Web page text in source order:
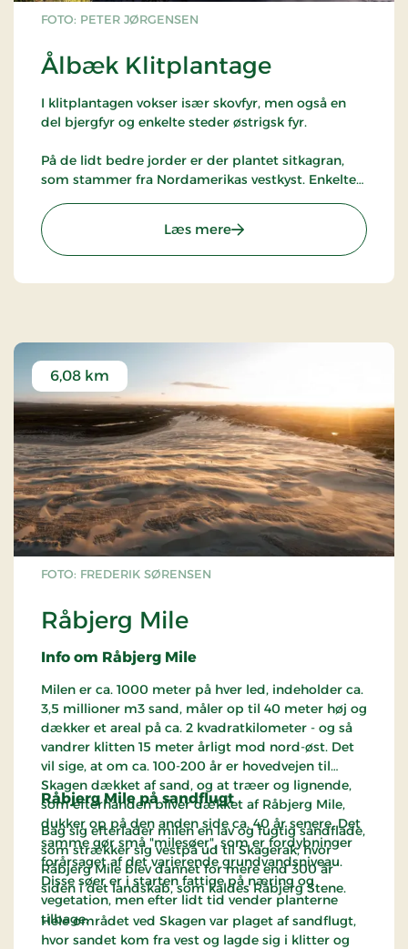
FOTO: PETER JØRGENSEN
Ålbæk Klitplantage
I klitplantagen vokser især skovfyr, men også en
del bjergfyr og enkelte steder østrigsk fyr.
På de lidt bedre jorder er der plantet sitkagran,
som stammer fra Nordamerikas vestkyst. Enkelte
del lys slippe ned på skovbunden, som mange
steder er dækket af græs og mos. Især om
efteråret vokser mange svampe i den grønne
I skoven findes områder med
landskab, som er helt specielt for landsdelen. I
plantagen er der et rigt fugleliv. En særlig
oplevelse er det, at høre natravnen en stille
sommeraften.
Vandreture i Ålbæk Klitplantage
Læs mere: Ålbæk Klitplantage
FOTO: FREDERIK SØRENSEN
Råbjerg Mile
6,08 km
Info om Råbjerg Mile
Milen er ca. 1000 meter på hver led, indeholder ca.
3,5 millioner m3 sand, måler op til 40 meter høj og
dækker et areal på ca. 2 kvadratkilometer - og så
vandrer klitten 15 meter årligt mod nord-øst. Det
vil sige, at om ca. 100-200 år er hovedvejen til
Skagen dækket af sand, og at træer og lignende,
som efterhånden bliver dækket af Råbjerg Mile,
dukker op på den anden side ca. 40 år senere. Det
samme gør små "milesøer", som er fordybninger
forårsaget af det varierende grundvandsniveau.
Disse søer er i starten fattige på næring og
vegetation, men efter lidt tid vender planterne
tilbage.
Råbjerg Mile på sandflugt
Bag sig efterlader milen en lav og fugtig sandflade,
som strækker sig vestpå ud til Skagerak, hvor
Råbjerg Mile blev dannet for mere end 300 år
siden i det landskab, som kaldes Råbjerg Stene.
Hele området ved Skagen var plaget af sandflugt,
hvor sandet kom fra vest og lagde sig i klitter og